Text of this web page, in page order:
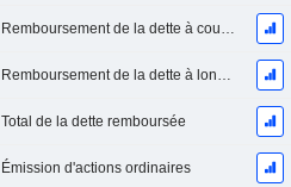
Remboursement de la dette à court terme, total
Remboursement de la dette à long terme, total
Total de la dette remboursée
Émission d'actions ordinaires